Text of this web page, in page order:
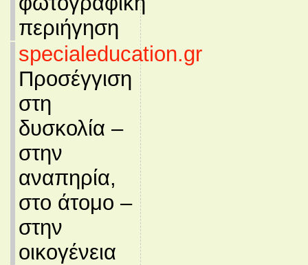
περιήγηση
specialeducation.gr
Προσέγγιση
στη
δυσκολία –
στην
αναπηρία,
στο άτομο –
στην
οικογένεια